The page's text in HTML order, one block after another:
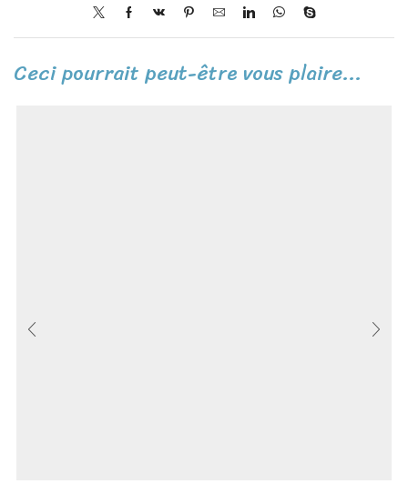
Ceci pourrait peut-être vous plaire...